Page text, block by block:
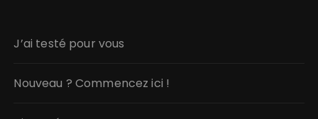
J’ai testé pour vous
Nouveau ? Commencez ici !